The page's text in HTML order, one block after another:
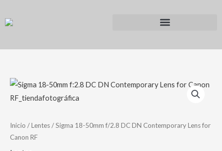
Inicio /Lentes/ Sigma 18-50mm f/2.8 DC DN Contemporary Lens for
Canon RF